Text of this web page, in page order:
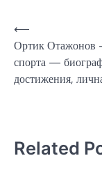
Навигация
по
записям
⟵
Ортик Отажонов
спорта —
достижения,
Related